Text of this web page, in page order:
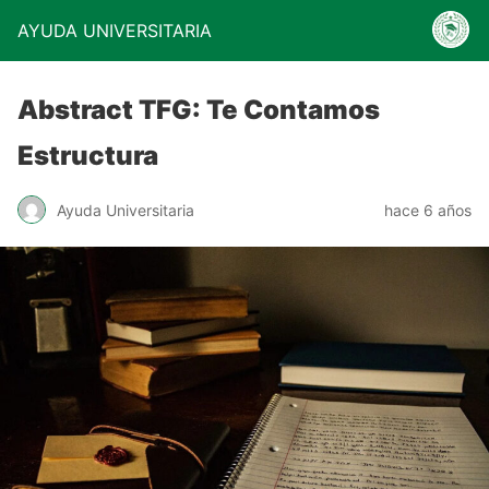
AYUDA UNIVERSITARIA
Abstract TFG: Te Contamos
Estructura
Ayuda Universitaria hace 6 años